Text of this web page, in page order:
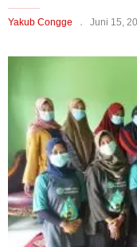
Yakub Congge Juni 15,